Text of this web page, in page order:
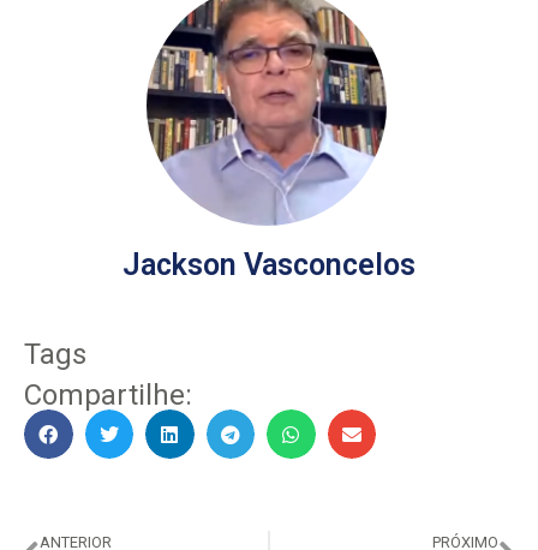
Jackson Vasconcelos
Tags
Compartilhe:
ANTERIOR
PRÓXIMO